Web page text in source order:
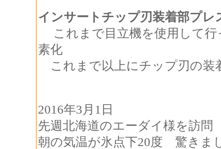
インサートチップ刃装着部プレ
これまで目立機を使用して行
素化
これまで以上にチップ刃の装
2016年3月1日
先週北海道のエーダイ様を訪問
朝の気温が氷点下20度 驚きま